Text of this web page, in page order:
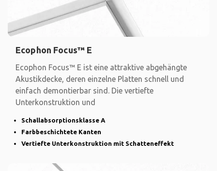
Ecophon Focus™ E
Ecophon Focus™ E ist eine attraktive abgehängte
Akustikdecke, deren einzelne Platten schnell und
einfach demontierbar sind. Die vertiefte
Unterkonstruktion und
Schallabsorptionsklasse A
Farbbeschichtete Kanten
Vertiefte Unterkonstruktion mit Schatteneffekt